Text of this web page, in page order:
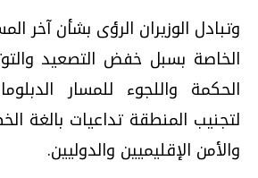
وتبادل الوزيران الرؤى بشأن آخر
الخاصة بسبل خفض التصعيد
الحكمة واللجوء للمسار
لتجنيب المنطقة تداعيات بالغة
والأمن الإقليميين والدوليين.